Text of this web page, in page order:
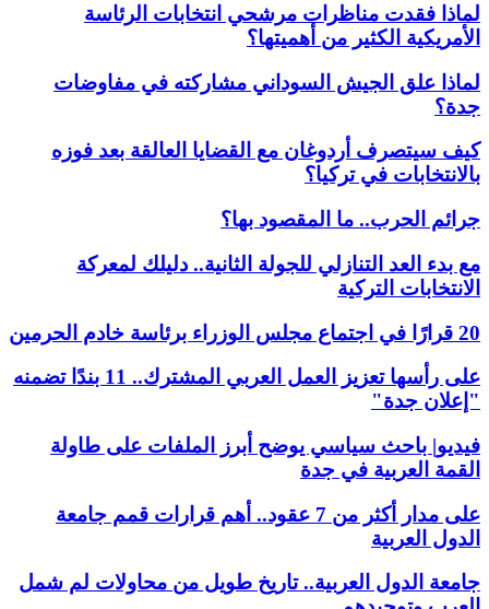
لماذا فقدت مناظرات مرشحي انتخابات الرئاسة
الأمريكية الكثير من أهميتها؟
لماذا علق الجيش السوداني مشاركته في مفاوضات
جدة؟
كيف سيتصرف أردوغان مع القضايا العالقة بعد فوزه
بالانتخابات في تركيا؟
جرائم الحرب.. ما المقصود بها؟
مع بدء العد التنازلي للجولة الثانية.. دليلك لمعركة
الانتخابات التركية
20 قرارًا في اجتماع مجلس الوزراء برئاسة خادم الحرمين
على رأسها تعزيز العمل العربي المشترك.. 11 بندًا تضمنه
"إعلان جدة"
فيديو| باحث سياسي يوضح أبرز الملفات على طاولة
القمة العربية في جدة
على مدار أكثر من 7 عقود.. أهم قرارات قمم جامعة
الدول العربية
جامعة الدول العربية.. تاريخ طويل من محاولات لم شمل